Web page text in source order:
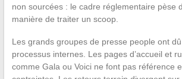
non sourcées : le cadre réglementaire pèse
manière de traiter un scoop.
Les grands groupes de presse people ont
processus internes. Les pages d’accueil et
comme Gala ou Voici ne font pas référence